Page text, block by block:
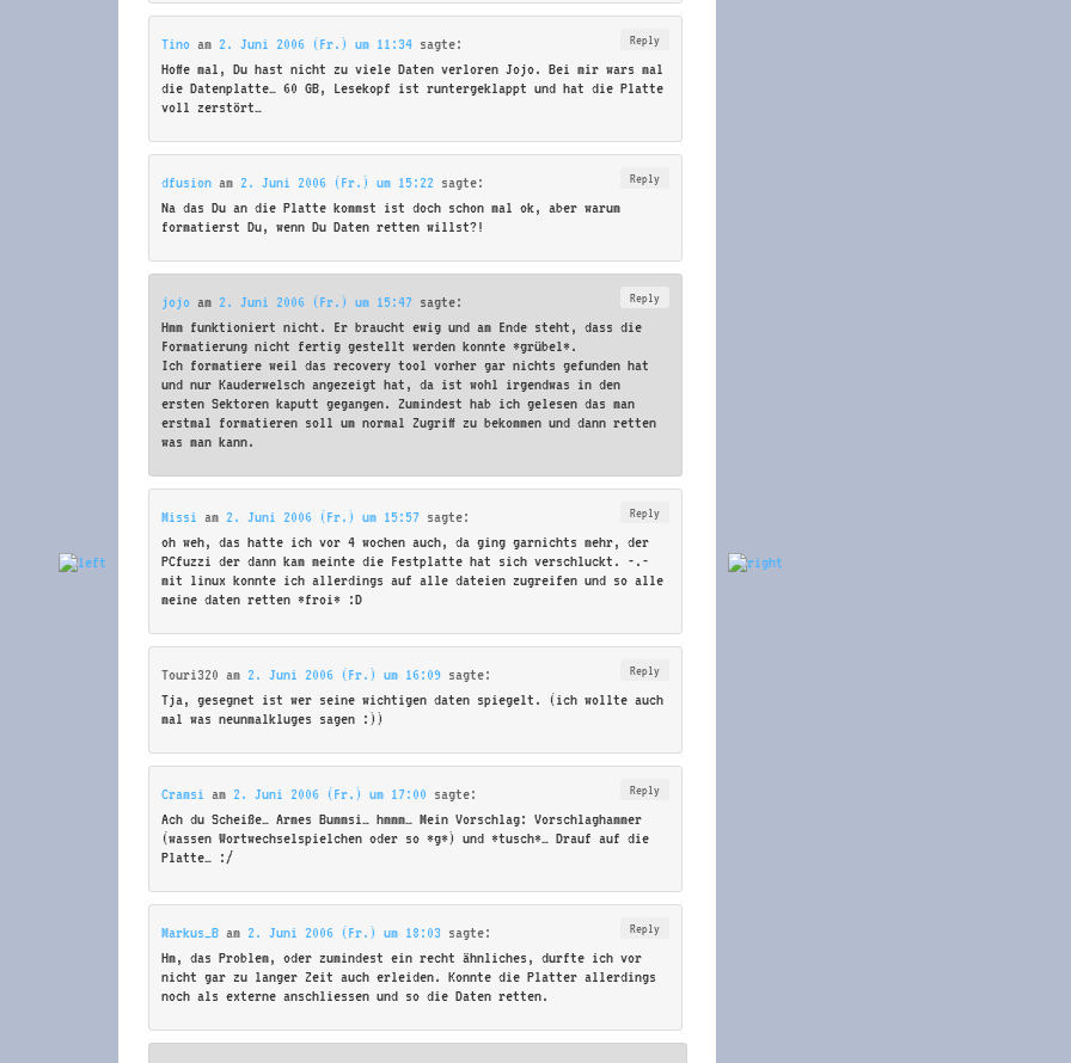
Tino am 2. Juni 2006 (Fr.) um 11:34 sagte: Reply
Hoffe mal, Du hast nicht zu viele Daten verloren Jojo. Bei mir wars mal
die Datenplatte… 60 GB, Lesekopf ist runtergeklappt und hat die Platte
voll zerstört…
dfusion am 2. Juni 2006 (Fr.) um 15:22 sagte: Reply
Na das Du an die Platte kommst ist doch schon mal ok, aber warum
formatierst Du, wenn Du Daten retten willst?!
jojo am 2. Juni 2006 (Fr.) um 15:47 sagte: Reply
Hmm funktioniert nicht. Er braucht ewig und am Ende steht, dass die
Formatierung nicht fertig gestellt werden konnte *grübel*.
Ich formatiere weil das recovery tool vorher gar nichts gefunden hat
und nur Kauderwelsch angezeigt hat, da ist wohl irgendwas in den
ersten Sektoren kaputt gegangen. Zumindest hab ich gelesen das man
erstmal formatieren soll um normal Zugriff zu bekommen und dann retten
was man kann.
Missi am 2. Juni 2006 (Fr.) um 15:57 sagte: Reply
oh weh, das hatte ich vor 4 wochen auch, da ging garnichts mehr, der
PCfuzzi der dann kam meinte die Festplatte hat sich verschluckt. -.-
mit linux konnte ich allerdings auf alle dateien zugreifen und so alle
meine daten retten *froi* :D
Touri320 am 2. Juni 2006 (Fr.) um 16:09 sagte: Reply
Tja, gesegnet ist wer seine wichtigen daten spiegelt. (ich wollte auch
mal was neunmalkluges sagen :))
Cramsi am 2. Juni 2006 (Fr.) um 17:00 sagte: Reply
Ach du Scheiße… Armes Bummsi… hmmm… Mein Vorschlag: Vorschlaghammer
(wassen Wortwechselspielchen oder so *g*) und *tusch*… Drauf auf die
Platte… :/
Markus_B am 2. Juni 2006 (Fr.) um 18:03 sagte: Reply
Hm, das Problem, oder zumindest ein recht ähnliches, durfte ich vor
nicht gar zu langer Zeit auch erleiden. Konnte die Platter allerdings
noch als externe anschliessen und so die Daten retten.